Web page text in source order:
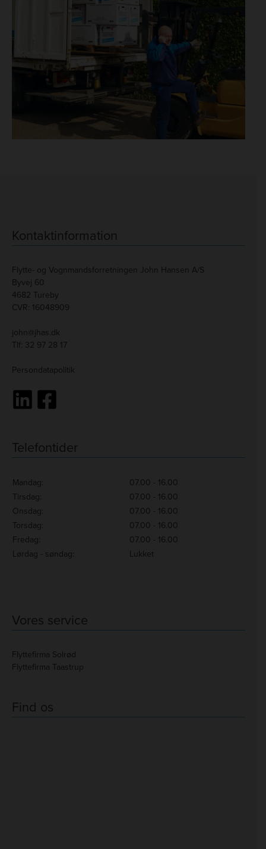
Kontaktinformation
Flytte- og Vognmandsforretningen John Hansen A/S
Byvej 60
4682 Tureby
CVR: 16048909
john@jhas.dk
Tlf: 32 97 28 17
Persondatapolitik
Telefontider
Mandag:
07.00 - 16.00
Tirsdag:
07.00 - 16.00
Onsdag:
07.00 - 16.00
Torsdag:
07.00 - 16.00
Fredag:
07.00 - 16.00
Lørdag - søndag:
Lukket
Vores service
Flyttefirma Solrød
Flyttefirma Taastrup
Find os